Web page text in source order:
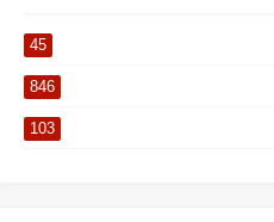
45
846
103